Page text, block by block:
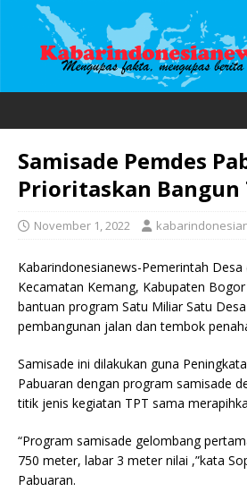
Samisade Pemdes
Prioritaskan Bangun
November 1, 2022
Kabarindonesianews-Pemerintah Desa
Kecamatan Kemang, Kabupaten
bantuan program Satu Miliar Satu
pembangunan jalan dan tembok
Samisade ini dilakukan guna
Pabuaran dengan program samisade
titik jenis kegiatan TPT sama
“Program samisade gelombang
750 meter, labar 3 meter nilai ,”kata
Pabuaran.